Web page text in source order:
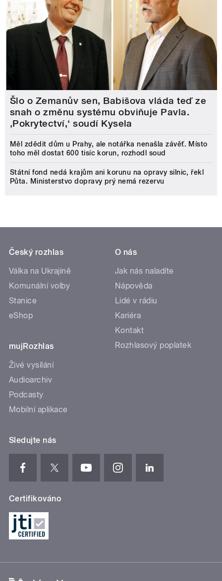
Šlo o Zemanův sen, Babišova vláda teď ze
snah o změnu systému obviňuje Pavla.
‚Pokrytectví,‘ soudí Kysela
Měl zdědit dům u Prahy, ale notářka nenašla závěť. Místo
toho měl dostat 600 tisíc korun, rozhodl soud
Státní fond nedá krajům ani korunu na opravy silnic, řekl
Půta. Ministerstvo dopravy prý nemá rezervu
Český rozhlas
Válka na Ukrajině
Komunální volby
Stanice
eShop
mujRozhlas
Živé vysílání
Audioarchiv
Podcasty
Mobilní aplikace
O nás
Jak nás naladíte
Nápověda
Lidé v rádiu
Kariéra
Kontakt
Rozhlasový poplatek
Sledujte nás
Certifikováno